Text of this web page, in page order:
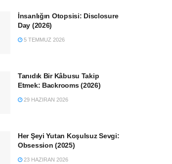
İnsanlığın Otopsisi: Disclosure
Day (2026)
5 TEMMUZ 2026
Tanıdık Bir Kâbusu Takip
Etmek: Backrooms (2026)
29 HAZIRAN 2026
Her Şeyi Yutan Koşulsuz Sevgi:
Obsession (2025)
23 HAZIRAN 2026